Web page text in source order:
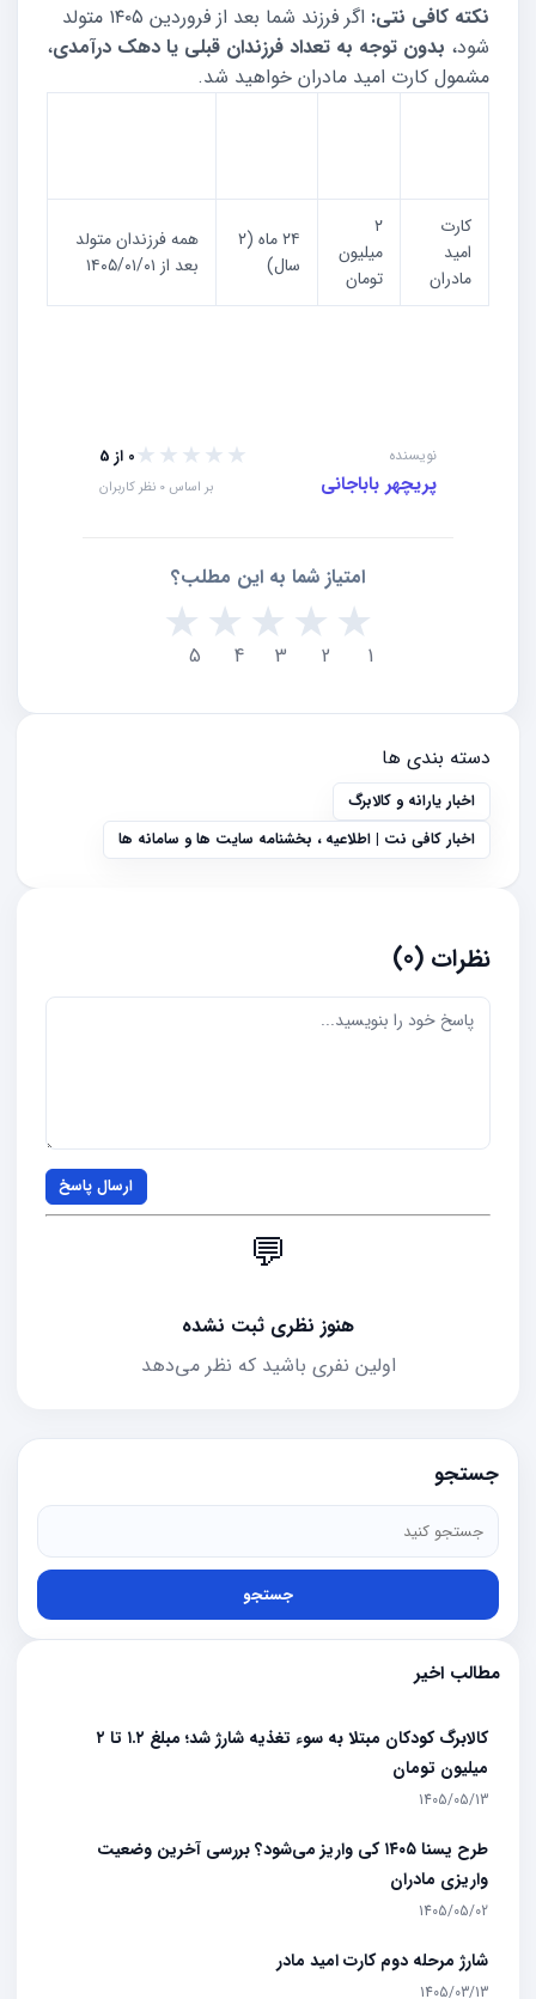
نکته کافی نتی:
اگر فرزند شما بعد از فروردین ۱۴۰۵ متولد
شود، بدون توجه به تعداد فرزندان قبلی یا دهک درآمدی،
مشمول کارت امید مادران خواهید شد.
کارت
امید
مادران
۲
میلیون
تومان
۲۴ ماه (۲
سال)
همه فرزندان متولد
بعد از ۱۴۰۵/۰۱/۰۱
نویسنده
پریچهر باباجانی
★★★★★0 از 5
بر اساس 0 نظر کاربران
امتیاز شما به این مطلب؟
★1
★2
★
3
★4
★
5
دسته بندی ها
اخبار یارانه و کالابرگ
اخبار کافی نت | اطلاعیه ، بخشنامه سایت ها و سامانه ها
نظرات (0)
ارسال پاسخ
💬
هنوز نظری ثبت نشده
اولین نفری باشید که نظر می‌دهد
جستجو
جستجو
مطالب اخیر
کالابرگ کودکان مبتلا به سوء تغذیه شارژ شد؛ مبلغ ۱.۲ تا ۲
میلیون تومان
1405/05/13
طرح یسنا ۱۴۰۵ کی واریز می‌شود؟ بررسی آخرین وضعیت
واریزی مادران
1405/05/02
شارژ مرحله دوم کارت امید مادر
1405/03/13